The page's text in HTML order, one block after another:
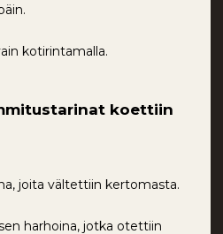
kotirintamalla.
koettiin
joita vältettiin kertomasta.
harhoina, jotka otettiin